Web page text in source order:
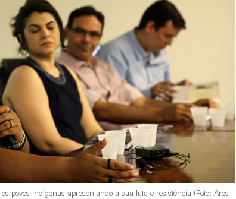
povos indígenas apresentando a sua luta e resistência (Foto: Ares